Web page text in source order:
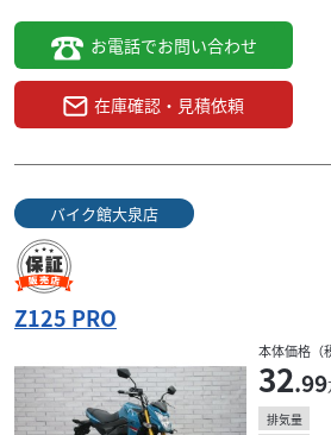
カワサキ
お電話でお問い合わせ
在庫確認・見積依頼
バイク館大泉店
Z125 PRO
本体価格（
32.99
排気量